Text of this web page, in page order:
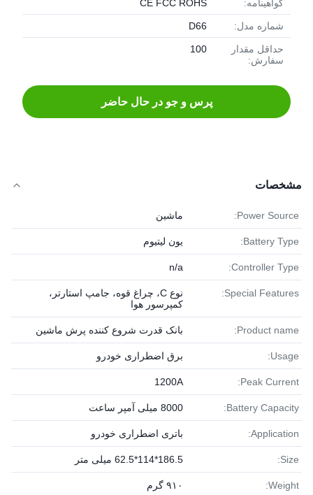
گواهینامه: CE FCC ROHS
شماره مدل: D66
حداقل مقدار
سفارش:
100
پرس و جو در حال حاضر
مشخصات
Power Source: ماشین
Battery Type: یون لیتیوم
Controller Type:
n/a
Special Features:
نوع C، چراغ قوه، جامپ استارتر،
کمپرسور هوا
Product name: بانک قدرت شروع کننده پرش ماشین
Usage: برق اضطراری خودرو
Peak Current:
1200A
Battery Capacity: 8000 میلی آمپر ساعت
Application: باتری اضطراری خودرو
Size: 186.5*114*62.5 میلی متر
Weight: ۹۱۰ گرم